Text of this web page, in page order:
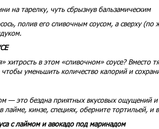
на тарелку, чуть сбрызнув бальзамическим
полив его сливочным соусом, а сверху
хитрость в этом «сливочном» соусе?
уменьшить количество калорий и
— это бездна приятных вкусовых ощущений
лайме, кинзе, специях, оберните тортильей, и
с лаймом и авокадо под маринадом